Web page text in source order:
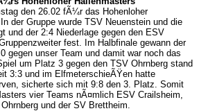
den 26.02 fÃ¼r das Hohenloher
der Gruppe wurde TSV Neuenstein und die
und der 2:4 Niederlage gegen den ESV
fest. Im Halbfinale gewann der
gegen unser Team und damit war noch das
um Platz 3 gegen den TSV Ohrnberg stand
3:3 und im ElfmeterschieÃŸen hatte
sicherte sich mit 9:8 den 3. Platz. Somit
vier Teams nÃ¤mlich ESV Crailsheim,
und der SV Brettheim.